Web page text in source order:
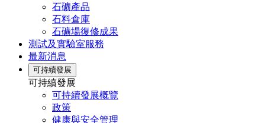
石礦產品
石料倉庫
石礦場復修成果
測試及實驗室服務
最新消息
可持續發展
可持續發展
可持續發展概覽
政策
健康與安全管理